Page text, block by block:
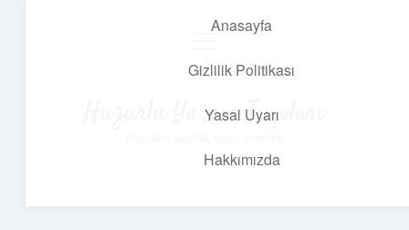
Anasayfa
Gizlilik Politikası
Yasal Uyarı
Hakkımızda
Huzurlu Yaşam Tüyoları